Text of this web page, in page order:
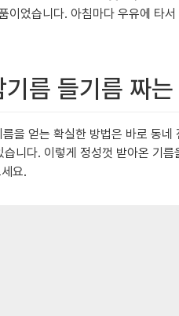
었습니다. 아침마다 우유에 타
름 들기름 짜는
얻는 확실한 방법은 바로 동
니다. 이렇게 정성껏 받아온 기
요.